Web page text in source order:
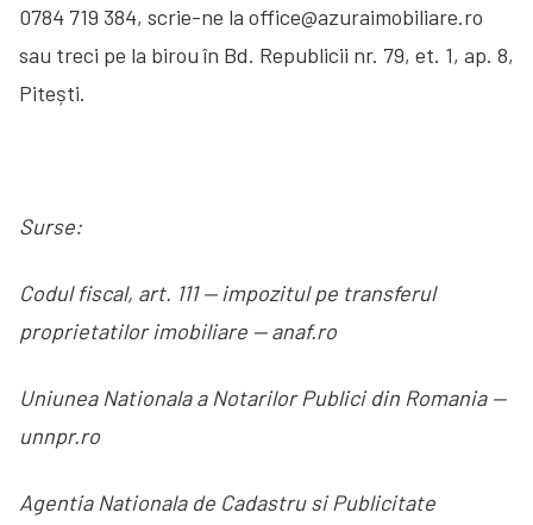
0784 719 384, scrie-ne la office@azuraimobiliare.ro
sau treci pe la birou în Bd. Republicii nr. 79, et. 1, ap. 8,
Pitești.
Surse:
Codul fiscal, art. 111 — impozitul pe transferul
proprietatilor imobiliare — anaf.ro
Uniunea Nationala a Notarilor Publici din Romania —
unnpr.ro
Agentia Nationala de Cadastru si Publicitate